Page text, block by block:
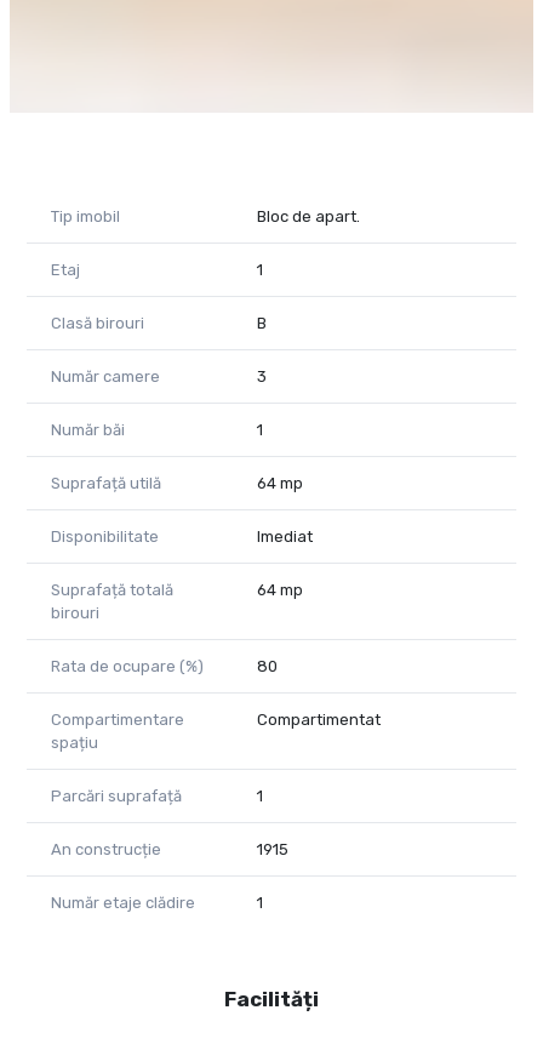
Alte activități de birou
centrală, care oferă confort, accesibilitate și o imagine de
business, acest spațiu reprezintă o alegere excelentă.
Pentru informații suplimentare și programarea unei vizionări,
vă rugăm să ne contactați telefonic.
Morar Ramon - Consultant Imobiliar
COD - CP3184605
Tip imobil Bloc de apart.
Etaj 1
Clasă birouri B
Număr camere 3
Număr băi 1
Suprafață utilă 64 mp
Disponibilitate Imediat
Suprafață totală
birouri
64 mp
Rata de ocupare (%) 80
Compartimentare
spațiu
Compartimentat
Parcări suprafață 1
An construcție 1915
Număr etaje clădire 1
Facilități